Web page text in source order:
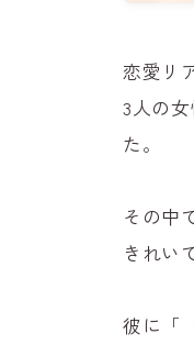
恋愛リ
3人の
た。
その中
きれい
彼に「